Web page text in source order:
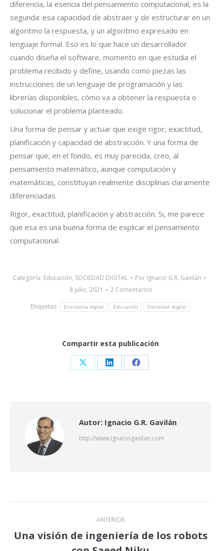
diferencia, la esencia del pensamiento computacional, es la
segunda: esa capacidad de abstraer y de estructurar en un
algoritmo la respuesta, y un algoritmo expresado en
lenguaje formal. Eso es lo que hace un desarrollador
cuando diseña el software, momento en que estudia el
problema recibido y define, usando como piezas las
instrucciones de un lenguaje de programación y las
librerías disponibles, cómo va a obtener la respuesta o
solucionar el problema planteado.
Una forma de pensar y actuar que exige rigor, exactitud,
planificación y capacidad de abstracción. Y una forma de
pensar que, en el fondo, es muy parecida, creo, al
pensamiento matemático, aunque computación y
matemáticas, constituyan realmente disciplinas claramente
diferenciadas.
Rigor, exactitud, planificación y abstracción. Si, me parece
que esa es una buena forma de explicar el pensamiento
computacional.
Categoría: Educación, SOCIEDAD DIGITAL Por Ignacio G.R. Gavilán
8 julio, 2021
2 Comentarios
Etiquetas:
Economía digital Educación Sociedad digital
Compartir esta publicación
Share Share Share
Autor: Ignacio G.R. Gavilán
http://www.ignaciogavilan.com
Navegación
entre
ANTERIOR
Publicación
Una visión de ingeniería de los robots